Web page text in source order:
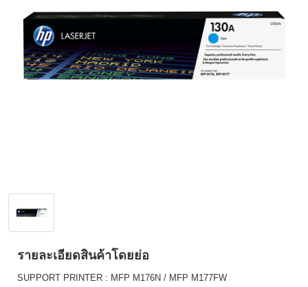
รายละเอียดสินค้าโดยย่อ
SUPPORT PRINTER : MFP M176N / MFP M177FW